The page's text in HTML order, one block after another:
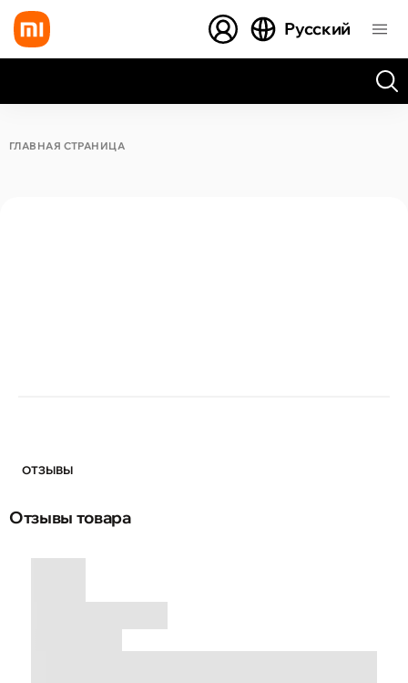
Русский
ГЛАВНАЯ СТРАНИЦА
ОТЗЫВЫ
Отзывы товара